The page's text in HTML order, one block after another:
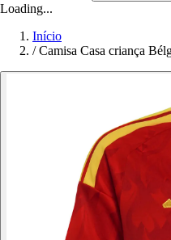
Loading...
Início
/ Camisa Casa criança